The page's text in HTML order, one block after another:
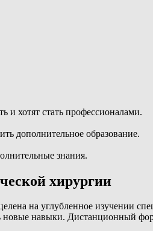
хотят стать профессионалами.
дополнительное образование.
знания.
хирургии
на углубленное изучении
новые навыки. Дистанционный